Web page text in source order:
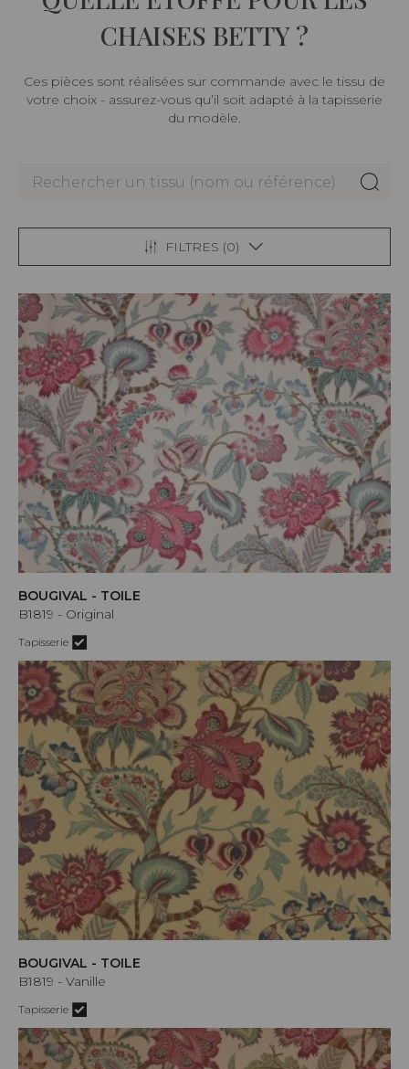
CHAISES BETTY ?
Ces pièces sont réalisées sur commande avec le tissu de
votre choix - assurez-vous qu’il soit adapté à la tapisserie
du modèle.
FILTRES (0)
BOUGIVAL - TOILE
B1819 - Original
Tapisserie
BOUGIVAL - TOILE
B1819 - Vanille
Tapisserie